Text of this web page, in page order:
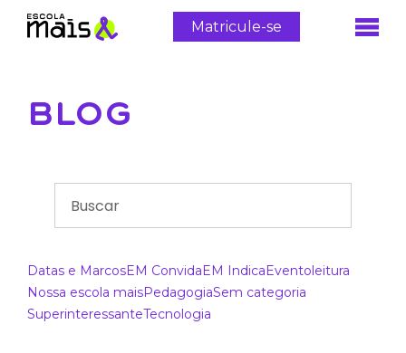
Matricule-se
BLOG
Datas e MarcosEM ConvidaEM IndicaEventoleitura
Nossa escola maisPedagogiaSem categoria
SuperinteressanteTecnologia